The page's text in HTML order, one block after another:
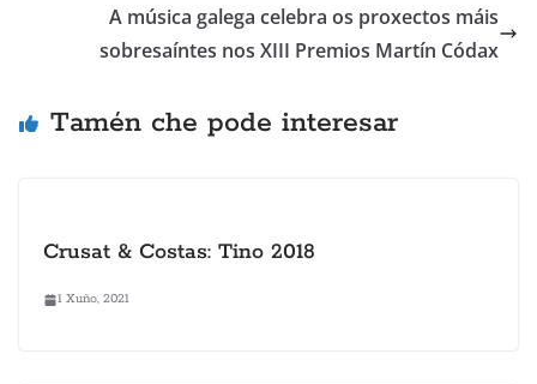
A música galega celebra os proxectos máis
sobresaíntes nos XIII Premios Martín Códax
Tamén che pode interesar
Crusat & Costas: Tino 2018
1 Xuño, 2021